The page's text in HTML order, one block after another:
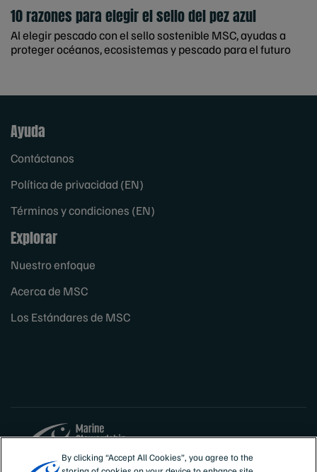
10 razones para elegir el sello del pez azul
Al elegir pescado con el sello sostenible MSC, ayudas a
proteger océanos, ecosistemas y pescado para el futuro
Ayuda
Contáctanos
Política de privacidad (EN)
Términos y condiciones (EN)
Explorar
Nuestro enfoque
Acerca de MSC
Los Estándares de MSC
By clicking “Accept All Cookies”, you agree to the